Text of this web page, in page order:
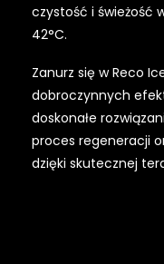
czystość i świeżość
42°C.
Zanurz się w Reco
dobroczynnych
doskonałe
proces regeneracji
dzięki skutecznej